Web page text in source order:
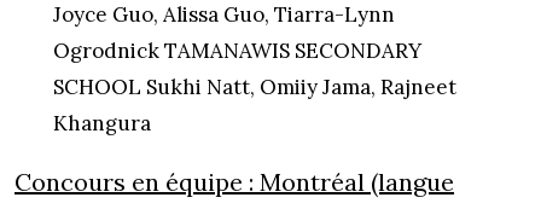
Joyce Guo, Alissa Guo, Tiarra-Lynn
Ogrodnick TAMANAWIS SECONDARY
SCHOOL Sukhi Natt, Omiiy Jama, Rajneet
Khangura
Concours en équipe : Montréal (langue